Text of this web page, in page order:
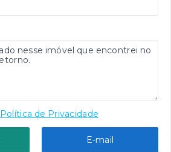
Política de Privacidade
E-mail